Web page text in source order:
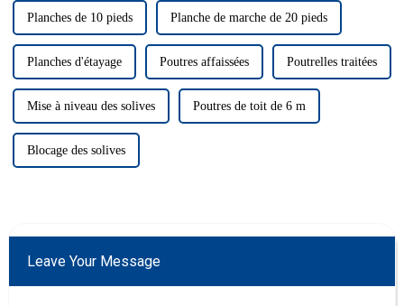
Planches de 10 pieds Planche de marche de 20 pieds
Planches d'étayage Poutres affaissées Poutrelles traitées
Mise à niveau des solives Poutres de toit de 6 m
Blocage des solives
Leave Your Message